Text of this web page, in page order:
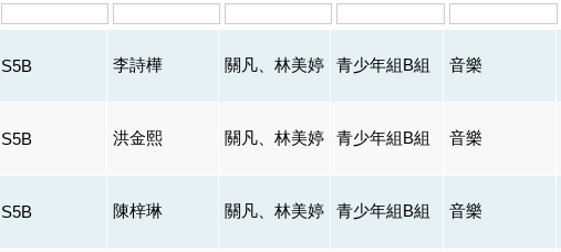
S5B 李詩樺 關凡、林美婷 青少年組B組 音樂
S5B 洪金熙 關凡、林美婷 青少年組B組 音樂
S5B 陳梓琳 關凡、林美婷 青少年組B組 音樂